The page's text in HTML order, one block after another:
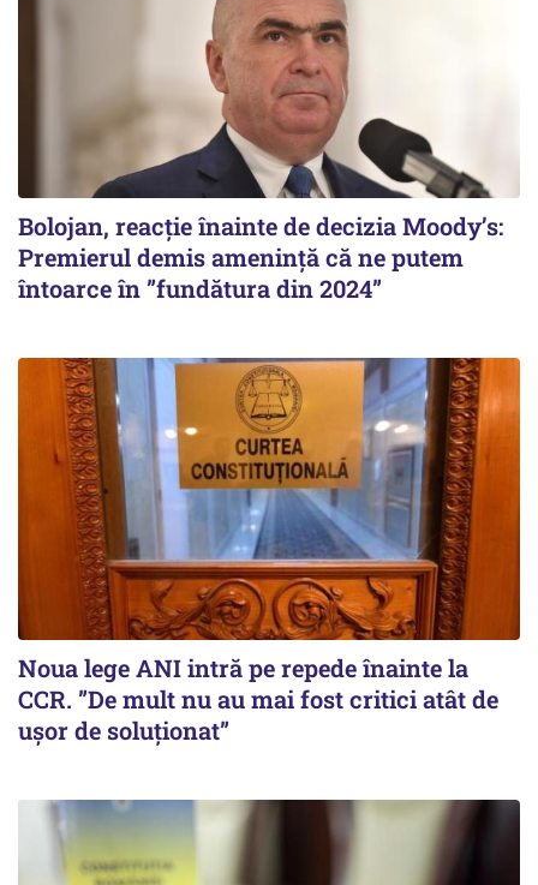
Bolojan, reacție înainte de decizia Moody’s:
Premierul demis amenință că ne putem
întoarce în ”fundătura din 2024”
Noua lege ANI intră pe repede înainte la
CCR. ”De mult nu au mai fost critici atât de
ușor de soluționat”